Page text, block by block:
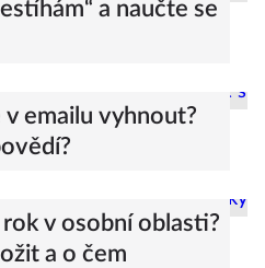
a naučte se
v emailu vyhnout?
v osobní oblasti?
a o čem